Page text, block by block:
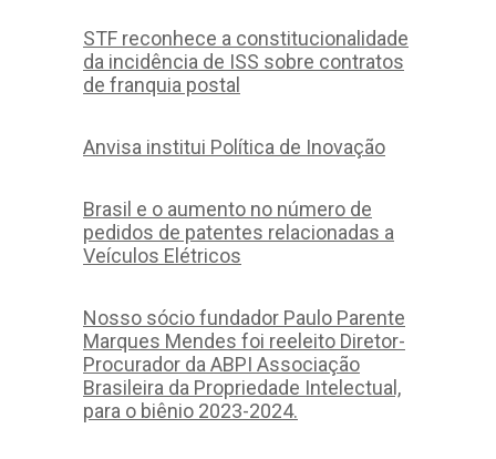
STF reconhece a constitucionalidade
da incidência de ISS sobre contratos
de franquia postal
Anvisa institui Política de Inovação
Brasil e o aumento no número de
pedidos de patentes relacionadas a
Veículos Elétricos
Nosso sócio fundador Paulo Parente
Marques Mendes foi reeleito Diretor-
Procurador da ABPI Associação
Brasileira da Propriedade Intelectual,
para o biênio 2023-2024.